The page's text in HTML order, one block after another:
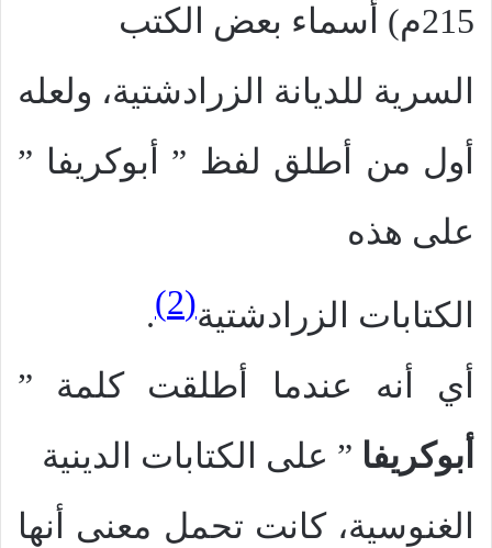
215م) أسماء بعض الكتب
السرية للديانة الزرادشتية، ولعله
أول من أطلق لفظ ” أبوكريفا ”
على هذه
الكتابات الزرادشتية(2)
.
أي أنه عندما أطلقت كلمة ”
أبوكريفا ” على الكتابات الدينية
الغنوسية، كانت تحمل معنى أنها